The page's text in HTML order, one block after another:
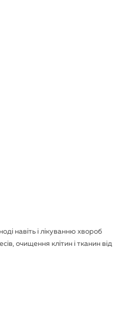
навіть і лікуванню хвороб
очищення клітин і тканин від